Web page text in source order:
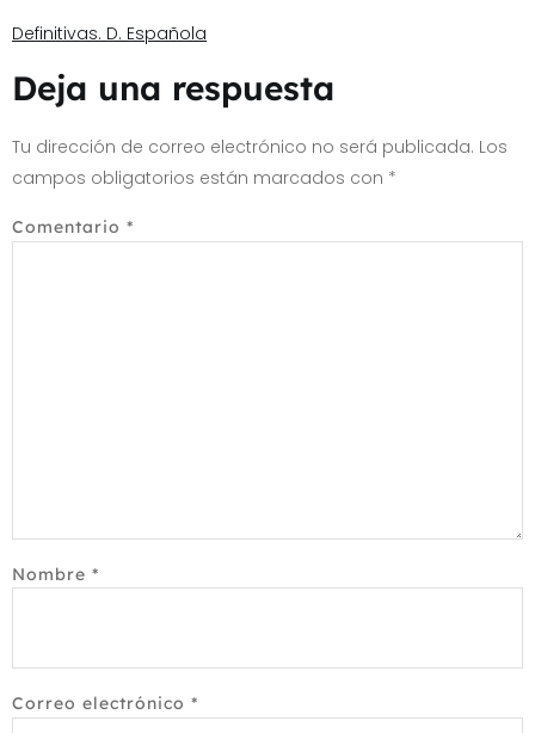
Definitivas. D. Española
Deja una respuesta
Tu dirección de correo electrónico no será publicada. Los
campos obligatorios están marcados con *
Comentario *
Nombre *
Correo electrónico *